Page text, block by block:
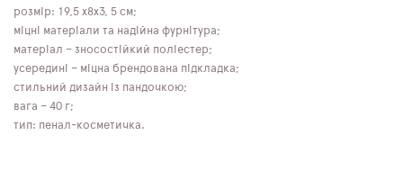
розмір: 19,5 x8x3, 5 см;
міцні матеріали та надійна фурнітура;
матеріал – зносостійкий поліестер;
усередині – міцна брендована підкладка;
стильний дизайн із пандочкою;
вага – 40 г;
тип: пенал-косметичка.